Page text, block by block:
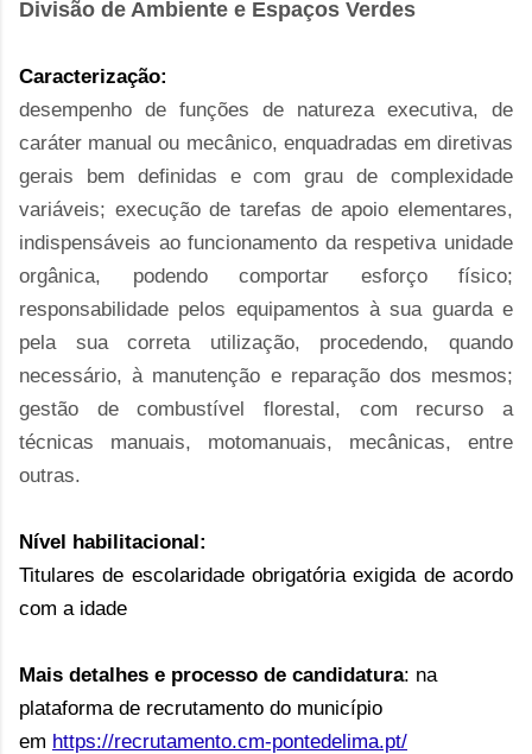
Divisão de Ambiente e Espaços Verdes
Caracterização:
desempenho de funções de natureza executiva, de
caráter manual ou mecânico, enquadradas em diretivas
gerais bem definidas e com grau de complexidade
variáveis; execução de tarefas de apoio elementares,
indispensáveis ao funcionamento da respetiva unidade
orgânica, podendo comportar esforço físico;
responsabilidade pelos equipamentos à sua guarda e
pela sua correta utilização, procedendo, quando
necessário, à manutenção e reparação dos mesmos;
gestão de combustível florestal, com recurso a
técnicas manuais, motomanuais, mecânicas, entre
outras.
Nível habilitacional:
Titulares de escolaridade obrigatória exigida de acordo
com a idade
Mais detalhes e processo de candidatura: na
plataforma de recrutamento do município
em https://recrutamento.cm-pontedelima.pt/